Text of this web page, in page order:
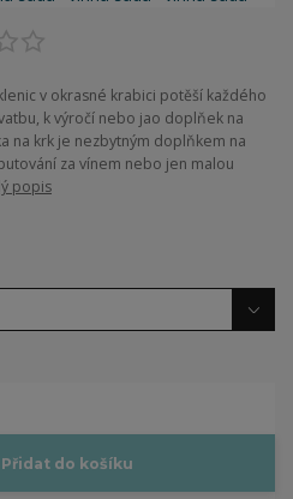
v okrasné krabici potěší každého
k výročí nebo jao doplňek na
na krk je nezbytným doplňkem na
za vínem nebo jen malou
popis
Přidat do košíku